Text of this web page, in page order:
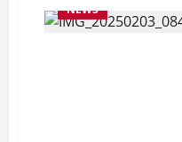
NEWS